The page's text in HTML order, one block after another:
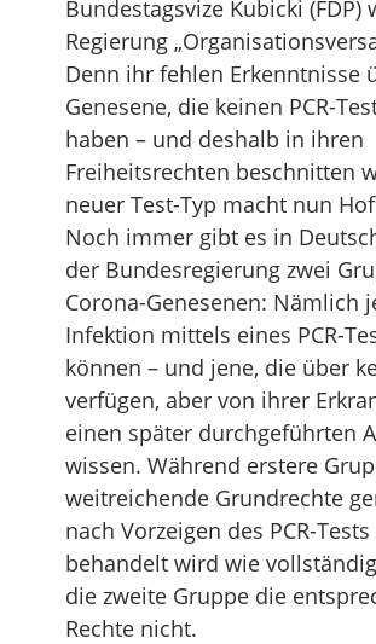
Bundestagsvize Kubicki (FDP)
Regierung
Denn ihr fehlen Erkenntnisse
Genesene, die keinen PCR-
haben – und deshalb in ihren
Freiheitsrechten beschnitten
neuer Test-Typ macht nun
Noch immer gibt es in
der Bundesregierung zwei
Corona-Genesenen: Nämlich
Infektion mittels eines PCR-
können – und jene, die über
verfügen, aber von ihrer
einen später durchgeführten
wissen. Während erstere
weitreichende Grundrechte
nach Vorzeigen des PCR-
behandelt wird wie
die zweite Gruppe die
Rechte nicht.